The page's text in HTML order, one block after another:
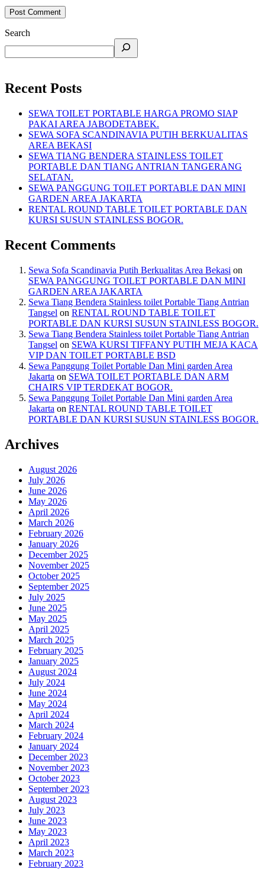
Search
Recent Posts
SEWA TOILET PORTABLE HARGA PROMO SIAP
PAKAI AREA JABODETABEK.
SEWA SOFA SCANDINAVIA PUTIH BERKUALITAS
AREA BEKASI
SEWA TIANG BENDERA STAINLESS TOILET
PORTABLE DAN TIANG ANTRIAN TANGERANG
SELATAN.
SEWA PANGGUNG TOILET PORTABLE DAN MINI
GARDEN AREA JAKARTA
RENTAL ROUND TABLE TOILET PORTABLE DAN
KURSI SUSUN STAINLESS BOGOR.
Recent Comments
Sewa Sofa Scandinavia Putih Berkualitas Area Bekasi on
SEWA PANGGUNG TOILET PORTABLE DAN MINI
GARDEN AREA JAKARTA
Sewa Tiang Bendera Stainless toilet Portable Tiang Antrian
Tangsel on RENTAL ROUND TABLE TOILET
PORTABLE DAN KURSI SUSUN STAINLESS BOGOR.
Sewa Tiang Bendera Stainless toilet Portable Tiang Antrian
Tangsel on SEWA KURSI TIFFANY PUTIH MEJA KACA
VIP DAN TOILET PORTABLE BSD
Sewa Panggung Toilet Portable Dan Mini garden Area
Jakarta on SEWA TOILET PORTABLE DAN ARM
CHAIRS VIP TERDEKAT BOGOR.
Sewa Panggung Toilet Portable Dan Mini garden Area
Jakarta on RENTAL ROUND TABLE TOILET
PORTABLE DAN KURSI SUSUN STAINLESS BOGOR.
Archives
August 2026
July 2026
June 2026
May 2026
April 2026
March 2026
February 2026
January 2026
December 2025
November 2025
October 2025
September 2025
July 2025
June 2025
May 2025
April 2025
March 2025
February 2025
January 2025
August 2024
July 2024
June 2024
May 2024
April 2024
March 2024
February 2024
January 2024
December 2023
November 2023
October 2023
September 2023
August 2023
July 2023
June 2023
May 2023
April 2023
March 2023
February 2023